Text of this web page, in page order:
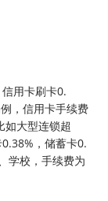
用卡刷卡0.
，信用卡手续费
如大型连锁超
，储蓄卡0.
学校，手续费为